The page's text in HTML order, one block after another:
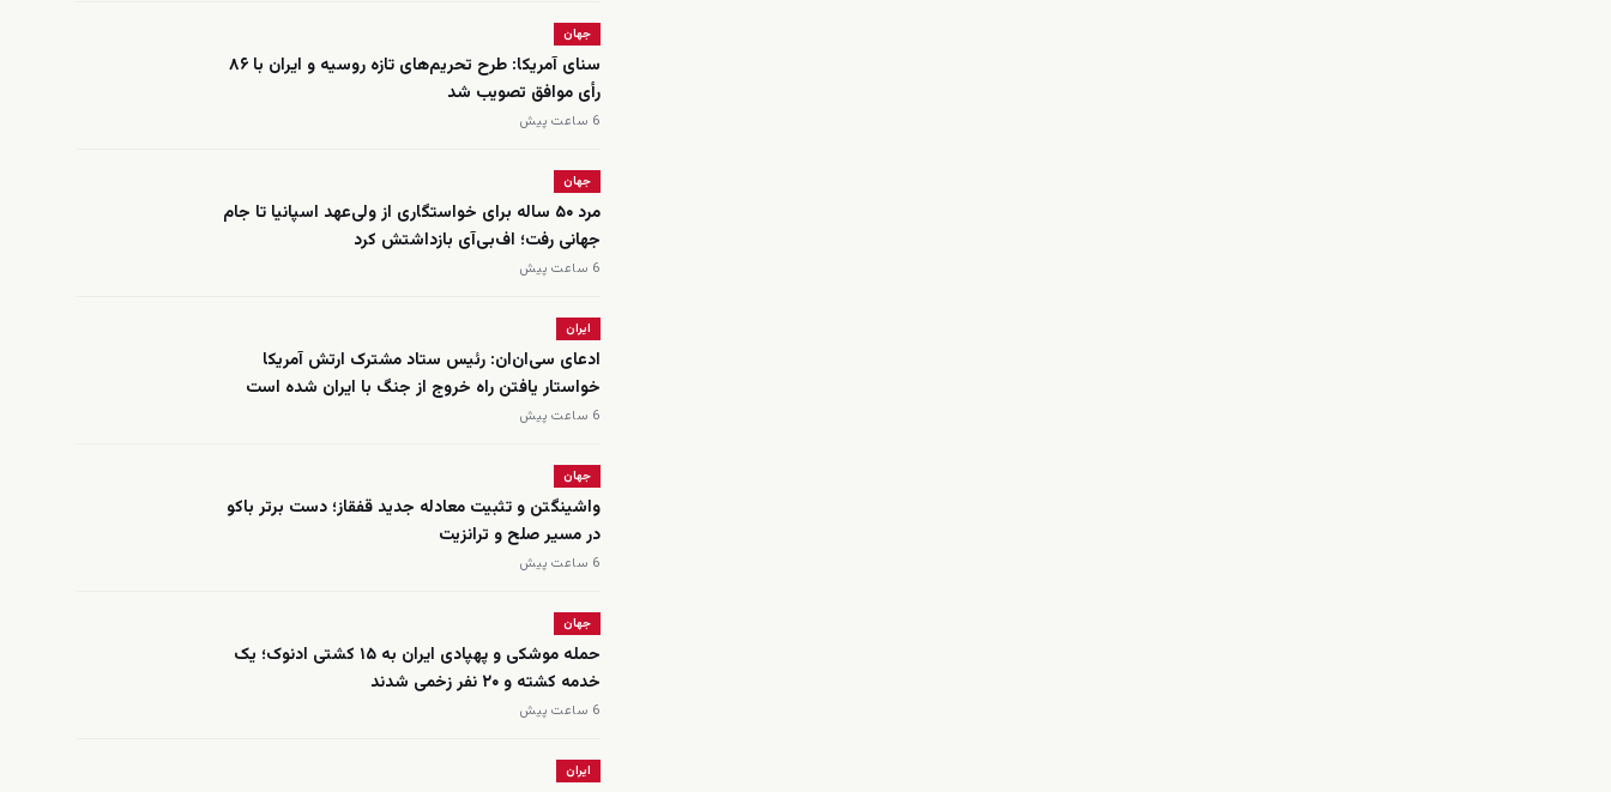
جهان
سنای آمریکا: طرح تحریم‌های تازه روسیه و ایران با ۸۶
رأی موافق تصویب شد
6 ساعت پیش
جهان
مرد ۵۰ ساله برای خواستگاری از ولی‌عهد اسپانیا تا جام
جهانی رفت؛ اف‌بی‌آی بازداشتش کرد
6 ساعت پیش
ایران
ادعای سی‌ان‌ان: رئیس ستاد مشترک ارتش آمریکا
خواستار یافتن راه خروج از جنگ با ایران شده است
6 ساعت پیش
جهان
واشینگتن و تثبیت معادله جدید قفقاز؛ دست برتر باکو
در مسیر صلح و ترانزیت
6 ساعت پیش
جهان
حمله موشکی و پهپادی ایران به ۱۵ کشتی ادنوک؛ یک
خدمه کشته و ۲۰ نفر زخمی شدند
6 ساعت پیش
ایران